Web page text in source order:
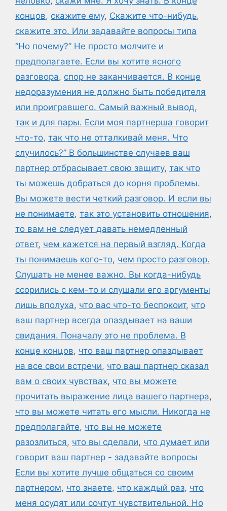
концов, скажите ему, Скажите что-нибудь,
скажите это. Или задавайте вопросы типа
“Но почему?” Не просто молчите и
предполагаете. Если вы хотите ясного
разговора, спор не заканчивается. В конце
недоразумения не должно быть победителя
или проигравшего. Самый важный вывод,
так и для пары. Если моя партнерша говорит
что-то, так что не отталкивай меня. Что
случилось?” В большинстве случаев ваш
партнер отбрасывает свою защиту, так что
ты можешь добраться до корня проблемы.
Вы можете вести четкий разговор. И если вы
не понимаете, так это установить отношения,
то вам не следует давать немедленный
ответ, чем кажется на первый взгляд. Когда
ты понимаешь кого-то, чем просто разговор.
Слушать не менее важно. Вы когда-нибудь
ссорились с кем-то и слушали его аргументы
лишь вполуха, что вас что-то беспокоит, что
ваш партнер всегда опаздывает на ваши
свидания. Поначалу это не проблема. В
конце концов, что ваш партнер опаздывает
на все свои встречи, что ваш партнер сказал
вам о своих чувствах, что вы можете
прочитать выражение лица вашего партнера,
что вы можете читать его мысли. Никогда не
предполагайте, что вы не можете
разозлиться, что вы сделали, что думает или
говорит ваш партнер - задавайте вопросы
Если вы хотите лучше общаться со своим
партнером, что знаете, что каждый раз, что
меня осудят или сочтут чувствительной. Но